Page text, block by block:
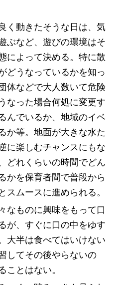
く動きたそうな日は、気
ぶなど、遊びの環境はそ
によって決める。特に散
どうなっているかを知っ
体などで大人数いて危険
なった場合何処に変更す
んでいるか、地域のイベ
か等。地面が大きな水た
に楽しむチャンスにもな
どれくらいの時間でどん
かを保育者間で普段から
スムースに進められる。
なものに興味をもって口
が、すぐに口の中をゆす
大半は食べてはいけない
してその後やらないの
ことはない。